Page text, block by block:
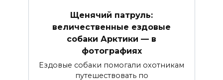
Щенячий патруль:
величественные ездовые
собаки Арктики — в
фотографиях
Ездовые собаки помогали охотникам
путешествовать по